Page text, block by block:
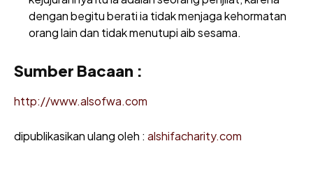
dengan begitu berati ia tidak menjaga kehormatan
orang lain dan tidak menutupi aib sesama.
Sumber Bacaan :
http://www.alsofwa.com
dipublikasikan ulang oleh : alshifacharity.com